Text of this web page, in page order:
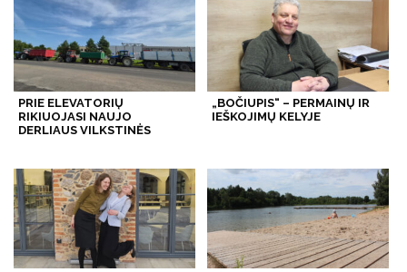
PRIE ELEVATORIŲ
RIKIUOJASI NAUJO
DERLIAUS VILKSTINĖS
„BOČIUPIS“ – PERMAINŲ IR
IEŠKOJIMŲ KELYJE